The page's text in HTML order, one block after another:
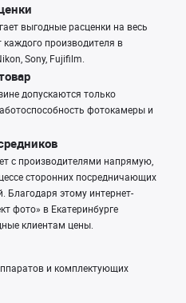
выгодные расценки на весь
производителя в
Sony, Fujifilm.
допускаются только
фотокамеры и
с производителями напрямую,
сторонних посредничающих
Благодаря этому интернет-
фото» в Екатеринбурге
клиентам цены.
и комплектующих